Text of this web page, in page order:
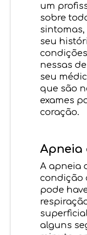
um
sobre
sintomas,
seu
nessas
seu
que são
exames
coração.
Apneia
A apneia
condição
pode
alguns